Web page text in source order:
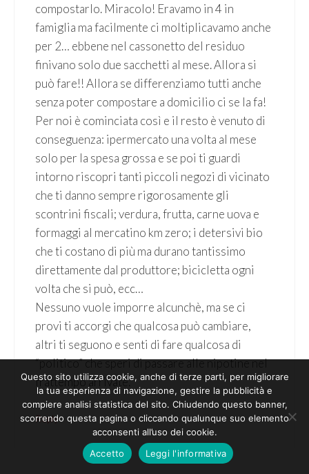
compostarlo. Miracolo! Eravamo in 4 in
famiglia ma facilmente ci moltiplicavamo anche
per 2… ebbene nel cassonetto del residuo
finivano solo due sacchetti al mese. Allora si
può fare!! Allora se differenziamo tutti anche
senza poter compostare a domicilio ci se la fa!
Per noi è cominciata così e il resto è venuto di
conseguenza: ipermercato una volta al mese
solo per la spesa grossa e se poi ti guardi
intorno riscopri tanti piccoli negozi di vicinato
che ti danno sempre rigorosamente gli
scontrini fiscali; verdura, frutta, carne uova e
formaggi al mercatino km zero; i detersivi bio
che ti costano di più ma durano tantissimo
direttamente dal produttore; bicicletta ogni
volta che si può, ecc…
Nessuno vuole imporre alcunchè, ma se ci
provi ti accorgi che qualcosa può cambiare,
altri ti seguono e senti di fare qualcosa di
“politico” che speri di passare alle nipotine nel
frattempo arrivate.
Reply
Questo sito utilizza cookie, anche di terze parti, per migliorare
la tua esperienza di navigazione, gestire la pubblicità e
compiere analisi statistica del sito. Chiudendo questo banner,
scorrendo questa pagina o cliccando qualunque suo elemento
acconsenti all’uso dei cookie.
Accetto
Leggi l'informativa